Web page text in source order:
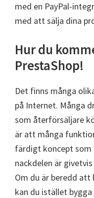
med en PayPal-
med att sälja dina
Hur du
PrestaShop!
Det finns många
på Internet. Många
som återförsäljare
är att många
färdigt koncept som
nackdelen är
Om du är beredd att
kan du istället